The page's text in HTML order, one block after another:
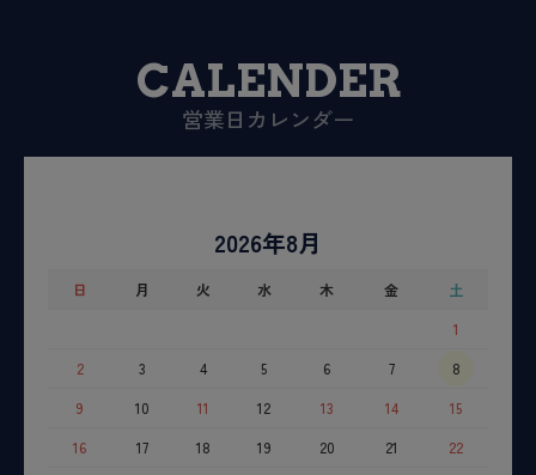
CALENDER
営業日カレンダー
2026年8月
日 月 火 水 木 金
土
1
2
3 4 5 6 7
8
9
10 11 12 13 14
15
16
17 18 19 20 21
22